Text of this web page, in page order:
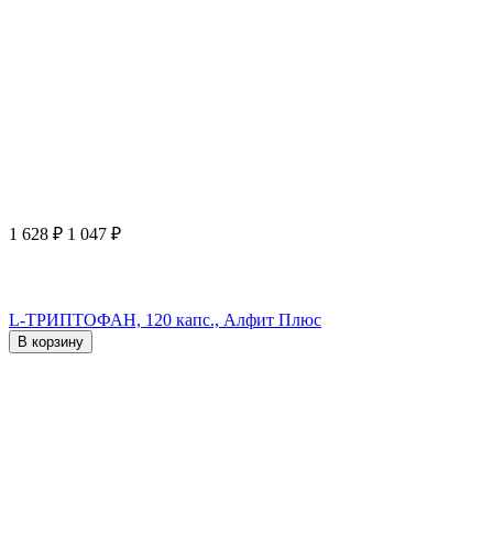
1 628 ₽ 1 047 ₽
L-ТРИПТОФАН, 120 капс., Алфит Плюс
В корзину